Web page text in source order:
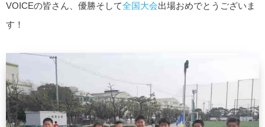
VOICEの皆さん、優勝そして全国大会出場おめでとうございま
す！